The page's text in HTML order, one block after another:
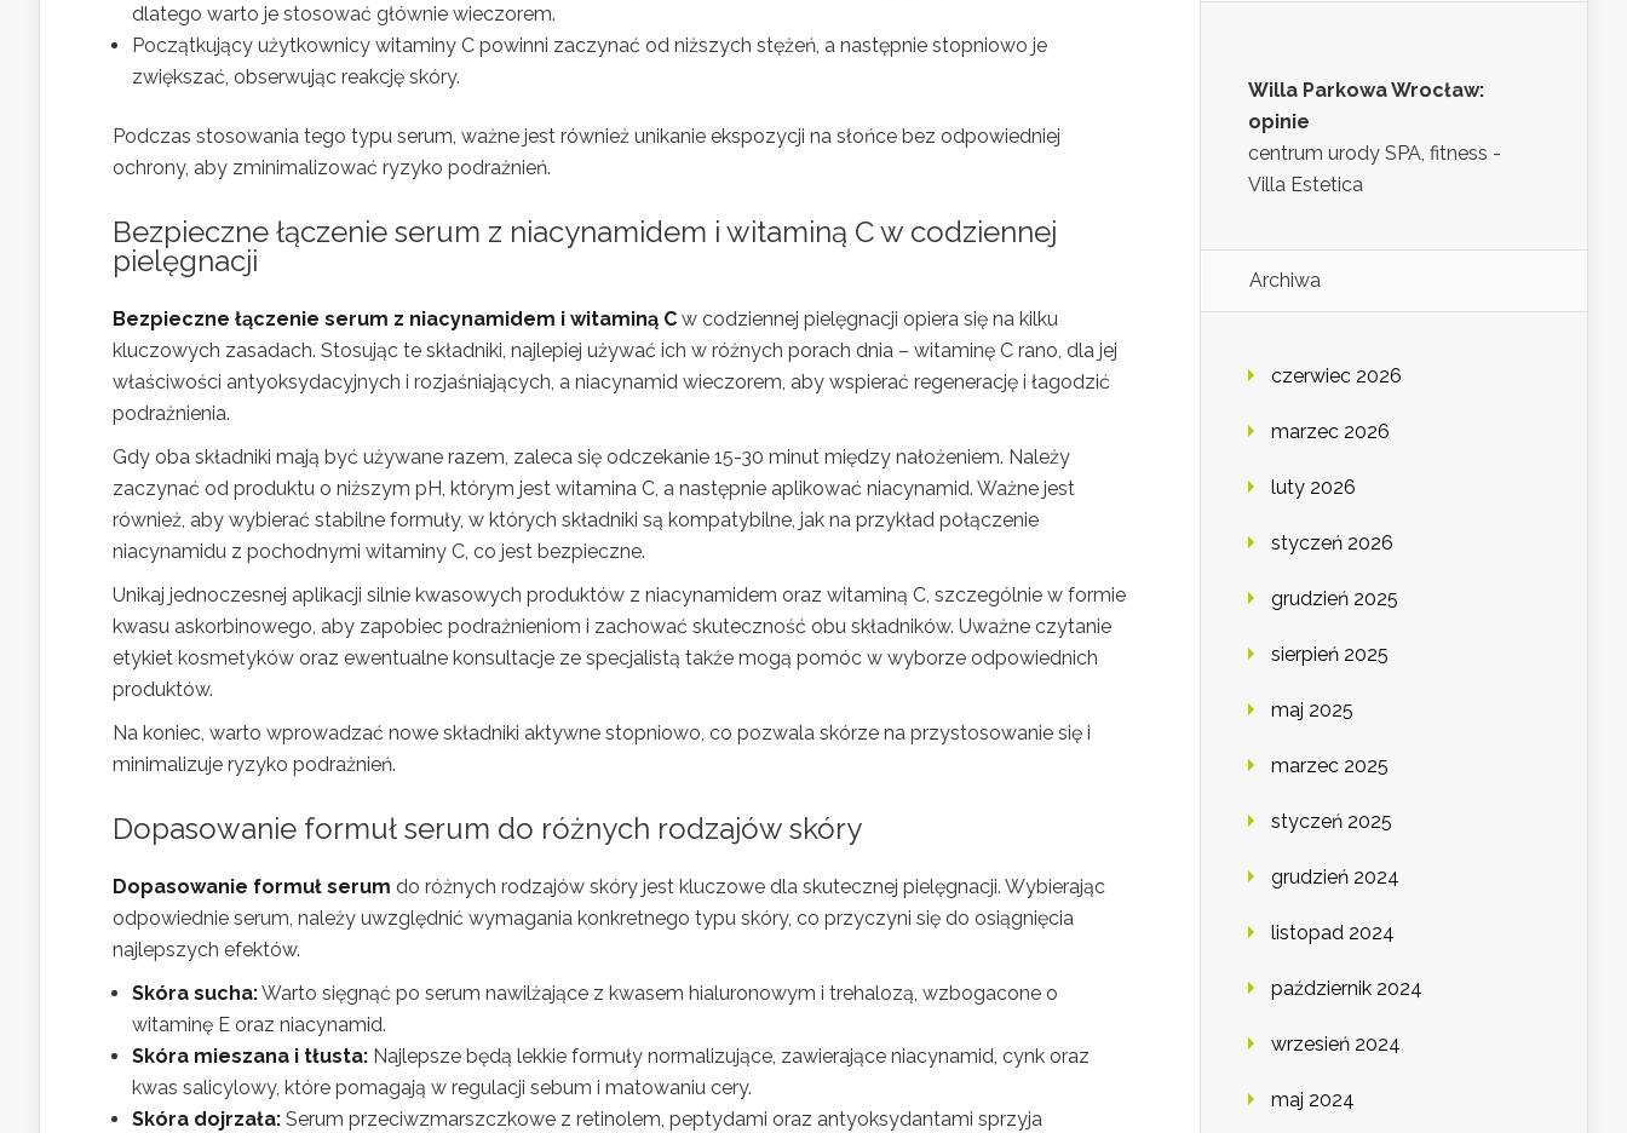
dlatego warto je stosować głównie wieczorem.
Początkujący użytkownicy witaminy C powinni zaczynać od niższych stężeń, a następnie stopniowo je
zwiększać, obserwując reakcję skóry.
Podczas stosowania tego typu serum, ważne jest również unikanie ekspozycji na słońce bez odpowiedniej
ochrony, aby zminimalizować ryzyko podrażnień.
Bezpieczne łączenie serum z niacynamidem i witaminą C w codziennej
pielęgnacji
Bezpieczne łączenie serum z niacynamidem i witaminą C w codziennej pielęgnacji opiera się na kilku
kluczowych zasadach. Stosując te składniki, najlepiej używać ich w różnych porach dnia – witaminę C rano, dla jej
właściwości antyoksydacyjnych i rozjaśniających, a niacynamid wieczorem, aby wspierać regenerację i łagodzić
podrażnienia.
Gdy oba składniki mają być używane razem, zaleca się odczekanie 15-30 minut między nałożeniem. Należy
zaczynać od produktu o niższym pH, którym jest witamina C, a następnie aplikować niacynamid. Ważne jest
również, aby wybierać stabilne formuły, w których składniki są kompatybilne, jak na przykład połączenie
niacynamidu z pochodnymi witaminy C, co jest bezpieczne.
Unikaj jednoczesnej aplikacji silnie kwasowych produktów z niacynamidem oraz witaminą C, szczególnie w formie
kwasu askorbinowego, aby zapobiec podrażnieniom i zachować skuteczność obu składników. Uważne czytanie
etykiet kosmetyków oraz ewentualne konsultacje ze specjalistą także mogą pomóc w wyborze odpowiednich
produktów.
Na koniec, warto wprowadzać nowe składniki aktywne stopniowo, co pozwala skórze na przystosowanie się i
minimalizuje ryzyko podrażnień.
Dopasowanie formuł serum do różnych rodzajów skóry
Dopasowanie formuł serum do różnych rodzajów skóry jest kluczowe dla skutecznej pielęgnacji. Wybierając
odpowiednie serum, należy uwzględnić wymagania konkretnego typu skóry, co przyczyni się do osiągnięcia
najlepszych efektów.
Skóra sucha:Warto sięgnąć po serum nawilżające z kwasem hialuronowym i trehalozą, wzbogacone o
witaminę E oraz niacynamid.
Skóra mieszana i tłusta: Najlepsze będą lekkie formuły normalizujące, zawierające niacynamid, cynk oraz
kwas salicylowy, które pomagają w regulacji sebum i matowaniu cery.
Skóra dojrzała: Serum przeciwzmarszczkowe z retinolem, peptydami oraz antyoksydantami sprzyja
Willa Parkowa Wrocław:
opinie
centrum urody SPA, fitness -
Villa Estetica
Archiwa
czerwiec 2026
marzec 2026
luty 2026
styczeń 2026
grudzień 2025
sierpień 2025
maj 2025
marzec 2025
styczeń 2025
grudzień 2024
listopad 2024
październik 2024
wrzesień 2024
maj 2024